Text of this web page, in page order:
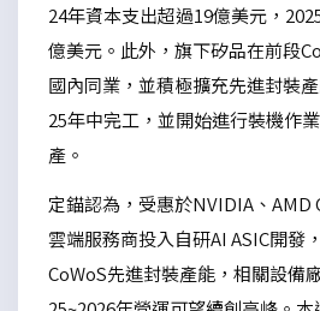
24年資本支出超過19億美元，
億美元。此外，旗下矽品在前段
國內同業，並積極擴充先進封裝
25年中完工，並開始進行裝機作
產。
定錨認為，受惠於NVIDIA、AMD
雲端服務商投入自研AI ASIC開發
CoWoS先進封裝產能，相關設備